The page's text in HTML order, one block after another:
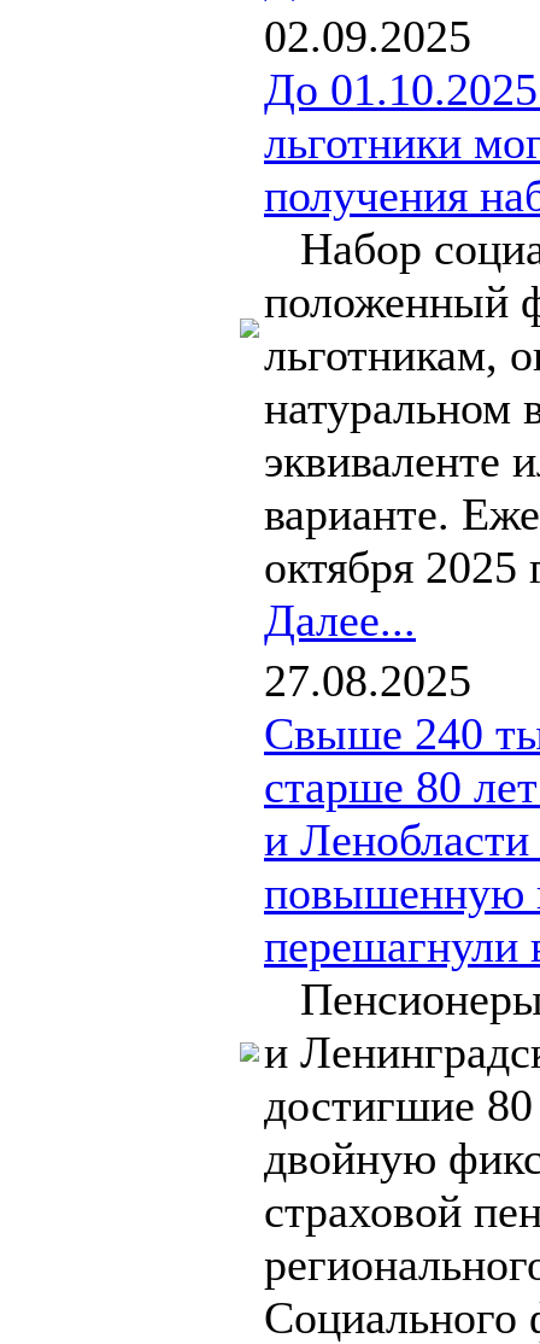
02.09.2025
До
льготники
получения
Набор
положенный
льготникам,
натуральном
эквиваленте
варианте.
октября 2025
Далее...
27.08.2025
Свыше 240
старше 80
и
повышенную
перешагнули
и
достигшие
двойную
страховой
Социального